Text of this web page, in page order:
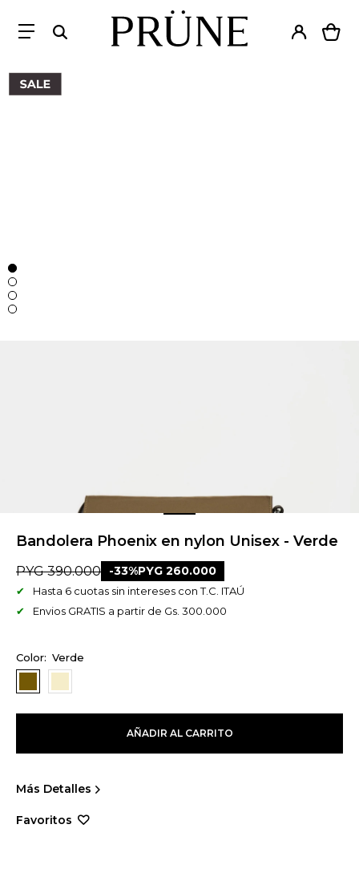
Bandolera Phoenix en nylon Unisex - Verde
PYG 390.000 33 PYG 260.000
Hasta 6 cuotas sin intereses con T.C. ITAÚ
Envios GRATIS a partir de Gs. 300.000
Verde
AÑADIR AL CARRITO
Más Detalles